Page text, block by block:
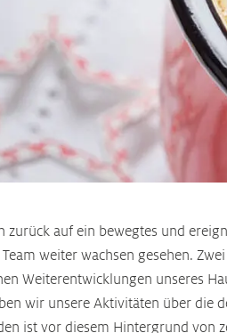
zurück auf ein bewegtes und
weiter wachsen gesehen.
Weiterentwicklungen unseres
wir unsere Aktivitäten über die
ist vor diesem Hintergrund von